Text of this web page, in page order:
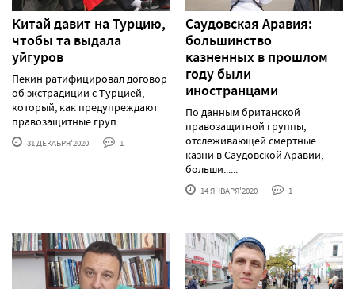
Китай давит на Турцию,
чтобы та выдала
уйгуров
Пекин ратифицировал договор
об экстрадиции с Турцией,
который, как предупреждают
правозащитные груп......
31 ДЕКАБРЯ'2020 1
Саудовская Аравия:
большинство
казненных в прошлом
году были
иностранцами
По данным британской
правозащитной группы,
отслеживающей смертные
казни в Саудовской Аравии,
больши......
14 ЯНВАРЯ'2020 1